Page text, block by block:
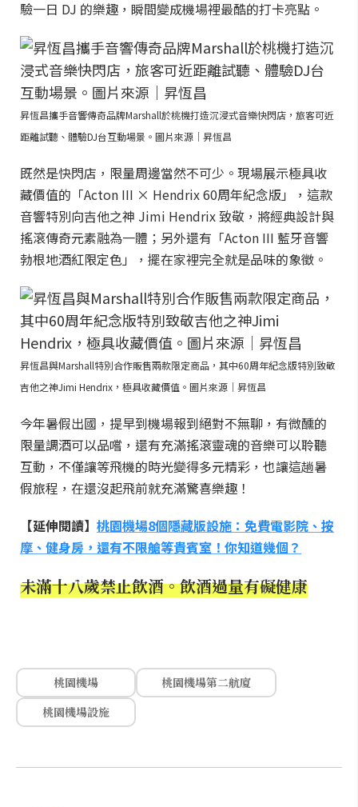
驗一日 DJ 的樂趣，瞬間變成機場裡最酷的打卡亮點。
昇恆昌攜手音響傳奇品牌Marshall於桃機打造沉浸式音樂快閃店，旅客可近
距離試聽、體驗DJ台互動場景。圖片來源｜昇恆昌
既然是快閃店，限量周邊當然不可少。現場展示極具收
藏價值的「Acton III × Hendrix 60周年紀念版」，這款
音響特別向吉他之神 Jimi Hendrix 致敬，將經典設計與
搖滾傳奇元素融為一體；另外還有「Acton III 藍牙音響
勃根地酒紅限定色」，擺在家裡完全就是品味的象徵。
昇恆昌與Marshall特別合作販售兩款限定商品，其中60周年紀念版特別致敬
吉他之神Jimi Hendrix，極具收藏價值。圖片來源｜昇恆昌
今年暑假出國，提早到機場報到絕對不無聊，有微醺的
限量調酒可以品嚐，還有充滿搖滾靈魂的音樂可以聆聽
互動，不僅讓等飛機的時光變得多元精彩，也讓這趟暑
假旅程，在還沒起飛前就充滿驚喜樂趣！
【延伸閱讀】 桃園機場8個隱藏版設施：免費電影院、按
摩、健身房，還有不限艙等貴賓室！你知道幾個？
未滿十八歲禁止飲酒。飲酒過量有礙健康
桃園機場
桃園機場第二航廈
桃園機場設施